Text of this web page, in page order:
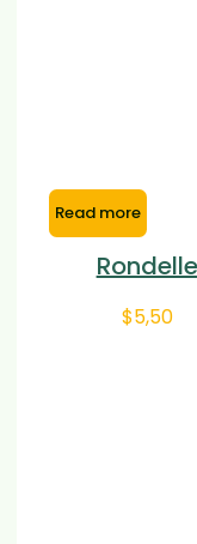
Read more
Rondelle
$5,50